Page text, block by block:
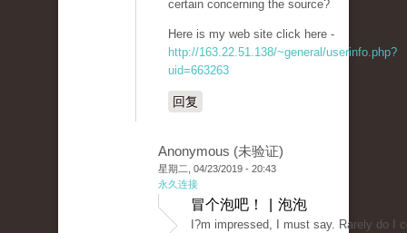
certain concerning the source?
Here is my web site click here -
http://163.22.51.138/~general/userinfo.php?
uid=663263
回复
Anonymous (未验证)
星期二, 04/23/2019 - 20:43
永久连接
冒个泡吧！ | 泡泡
I?m impressed, I must say. Rarely do I